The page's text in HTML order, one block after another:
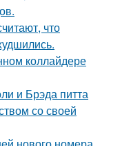
что
коллайдере
и Брэда питта
со своей